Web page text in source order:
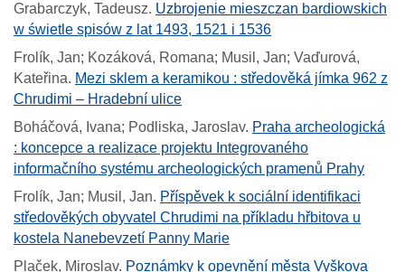
Grabarczyk, Tadeusz. Uzbrojenie mieszczan bardiowskich
w świetle spisów z lat 1493, 1521 i 1536
Frolík, Jan; Kozáková, Romana; Musil, Jan; Vaďurová,
Kateřina. Mezi sklem a keramikou : středověká jímka 962 z
Chrudimi – Hradební ulice
Boháčová, Ivana; Podliska, Jaroslav. Praha archeologická
: koncepce a realizace projektu Integrovaného
informačního systému archeologických pramenů Prahy
Frolík, Jan; Musil, Jan. Příspěvek k sociální identifikaci
středověkých obyvatel Chrudimi na příkladu hřbitova u
kostela Nanebevzetí Panny Marie
Plaček, Miroslav. Poznámky k opevnění města Vyškova